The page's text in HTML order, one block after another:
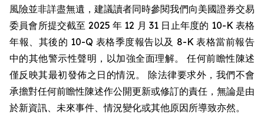
風險並非詳盡無遺，建議讀者同時參閱我們向美國證券交易
委員會所提交截至 2025 年 12 月 31 日止年度的 10-K 表格
年報、其後的 10-Q 表格季度報告以及 8-K 表格當前報告
中的其他警示性聲明，以加強全面理解。 任何前瞻性陳述
僅反映其最初發佈之日的情況。 除法律要求外，我們不會
承擔對任何前瞻性陳述作公開更新或修訂的責任，無論是由
於新資訊、未來事件、情況變化或其他原因所導致亦然。